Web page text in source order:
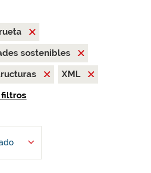
sostenibles
XML
filtros